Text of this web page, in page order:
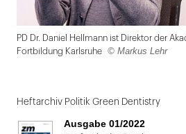
PD Dr. Daniel Hellmann ist Direktor der
Fortbildung Karlsruhe
© Markus Lehr
1
von
Heftarchiv Politik Green Dentistry
Ausgabe 01/2022